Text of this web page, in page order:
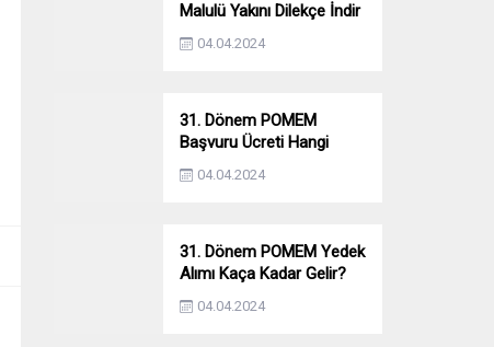
Malulü Yakını Dilekçe İndir
04.04.2024
31. Dönem POMEM
Başvuru Ücreti Hangi
Bankaya Yatırılacak?
04.04.2024
31. Dönem POMEM Yedek
Alımı Kaça Kadar Gelir?
Yıllara Göre Yedek Alımı
04.04.2024